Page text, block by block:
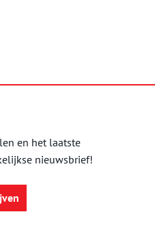
en het laatste
nieuwsbrief!